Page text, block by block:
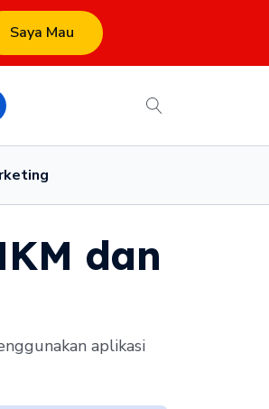
Saya Mau
dan
aplikasi